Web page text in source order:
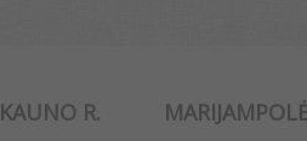
KAUNO R. MARIJAMPOLĖ